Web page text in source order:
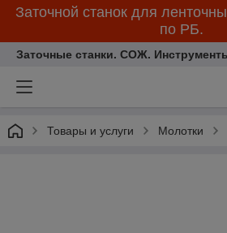
Заточной станок для
по РБ.
Заточные станки. СОЖ.
Товары и услуги Молотки